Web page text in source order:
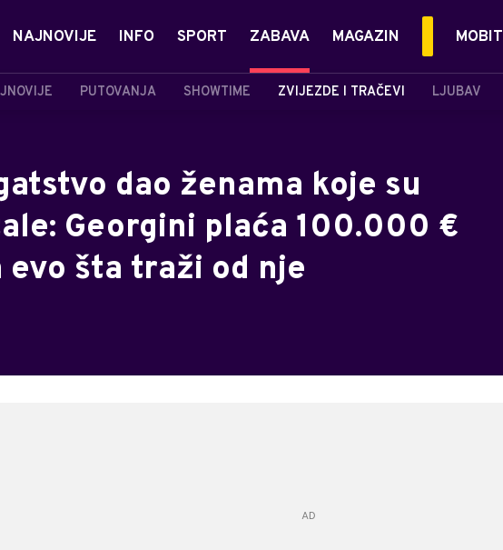
NAJNOVIJE INFO SPORT ZABAVA
PUTOVANJA SHOWTIME ZVIJEZDE I TRAČEVI LJUBAV
MAGAZIN MOBIT
dao ženama koje su
Georgini plaća 100.000 €
evo šta traži od nje